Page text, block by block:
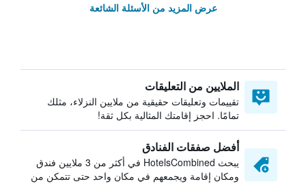
عرض المزيد من الأسئلة الشائعة
الملايين من التعليقات
تقييمات وتعليقات حقيقية من ملايين النزلاء، مثلك
تمامًا. احجز إقامتك المثالية بكل ثقة!
أفضل صفقات الفنادق
يبحث HotelsCombined في أكثر من 3 ملايين فندق
ومكان إقامة ويجمعهم في مكان واحد حتى تتمكن من